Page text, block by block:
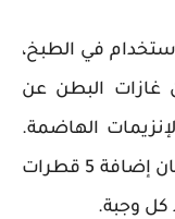
في الطبخ،
غازات البطن عن
الهاضمة.
للاستفادة من خصائص القرنفل بإمكان إضافة 5 قطرات
وجبة.